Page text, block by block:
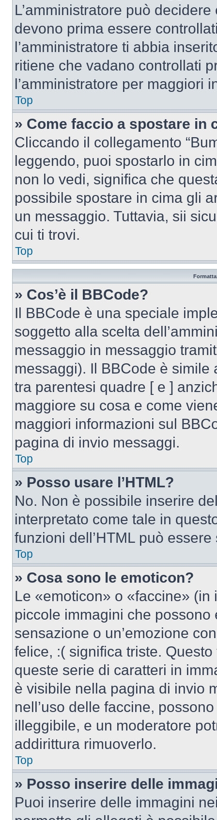
L’amministratore può
devono prima essere
l’amministratore ti abbia
ritiene che vadano controllati
l’amministratore per maggiori
Top
» Come faccio a spostare in
Cliccando il collegamento
leggendo, puoi spostarlo in
non lo vedi, significa che
possibile spostare in cima gli
un messaggio. Tuttavia, sii
cui ti trovi.
Top
» Cos’è il BBCode?
Il BBCode è una speciale
soggetto alla scelta
messaggio in messaggio
messaggi). Il BBCode è simile
tra parentesi quadre [ e ]
maggiore su cosa e come
maggiori informazioni sul
pagina di invio messaggi.
Top
» Posso usare l’HTML?
No. Non è possibile inserire
interpretato come tale in
funzioni dell’HTML può
Top
» Cosa sono le emoticon?
Le «emoticon» o «faccine»
piccole immagini che
sensazione o un’emozione
felice, :( significa triste.
queste serie di caratteri in
è visibile nella pagina di invio
nell’uso delle faccine,
illeggibile, e un moderatore
addirittura rimuoverlo.
Top
» Posso inserire delle
Puoi inserire delle immagini